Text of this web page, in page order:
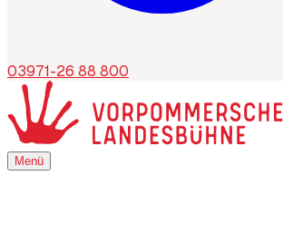
03971-26 88 800
Menü
Menü